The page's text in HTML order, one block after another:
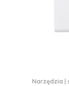
Narzędzia